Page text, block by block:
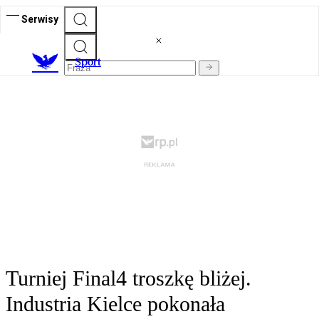
Serwisy
Sport
Turniej Final4 troszkę bliżej.
Industria Kielce pokonała